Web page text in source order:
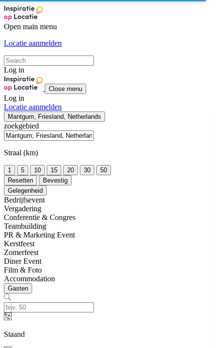
Open main menu
Locatie aanmelden
Log in
Close menu
Log in
Locatie aanmelden
Mantgum, Friesland, Netherlands
zoekgebied
Straal (km)
1 5 10 15 20 30
50
Resetten
Bevestig
Gelegenheid
Bedrijfsevent
Vergadering
Conferentie & Congres
Teambuilding
PR & Marketing Event
Kerstfeest
Zomerfeest
Diner Event
Film & Foto
Accommodation
Gasten
Staand